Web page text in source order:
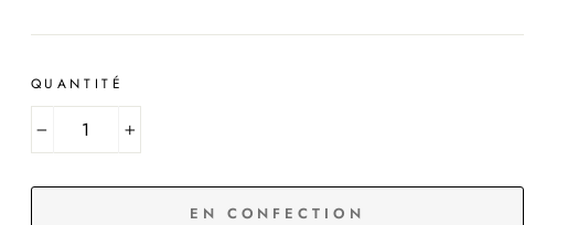
QUANTITÉ
+
EN CONFECTION